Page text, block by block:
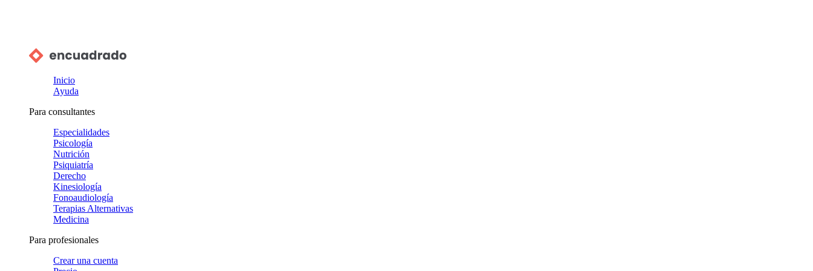
Inicio
Ayuda
Para consultantes
Especialidades
Psicología
Nutrición
Psiquiatría
Derecho
Kinesiología
Fonoaudiología
Terapias Alternativas
Medicina
Para profesionales
Crear una cuenta